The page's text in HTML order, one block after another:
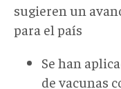
sugieren un
para el país
Se han
de vacunas